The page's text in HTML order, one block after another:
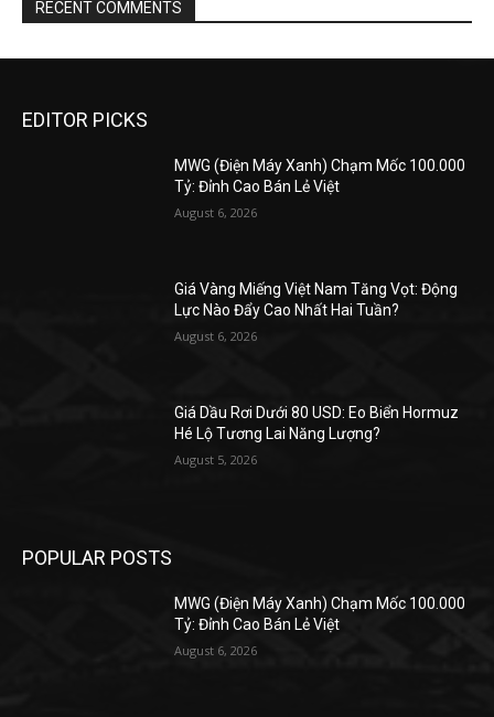
RECENT COMMENTS
EDITOR PICKS
MWG (Điện Máy Xanh) Chạm Mốc 100.000
Tỷ: Đỉnh Cao Bán Lẻ Việt
August 6, 2026
Giá Vàng Miếng Việt Nam Tăng Vọt: Động
Lực Nào Đẩy Cao Nhất Hai Tuần?
August 6, 2026
Giá Dầu Rơi Dưới 80 USD: Eo Biển Hormuz
Hé Lộ Tương Lai Năng Lượng?
August 5, 2026
POPULAR POSTS
MWG (Điện Máy Xanh) Chạm Mốc 100.000
Tỷ: Đỉnh Cao Bán Lẻ Việt
August 6, 2026